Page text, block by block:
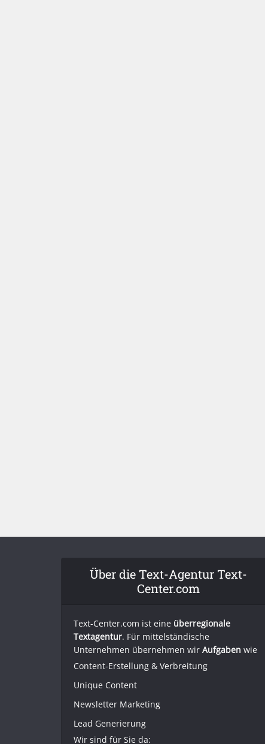
Über die Text-Agentur Text-
Center.com
Text-Center.com ist eine überregionale
Textagentur. Für mittelständische
Unternehmen übernehmen wir Aufgaben wie
Content-Erstellung & Verbreitung
Unique Content
Newsletter Marketing
Lead Generierung
Wir sind für Sie da: